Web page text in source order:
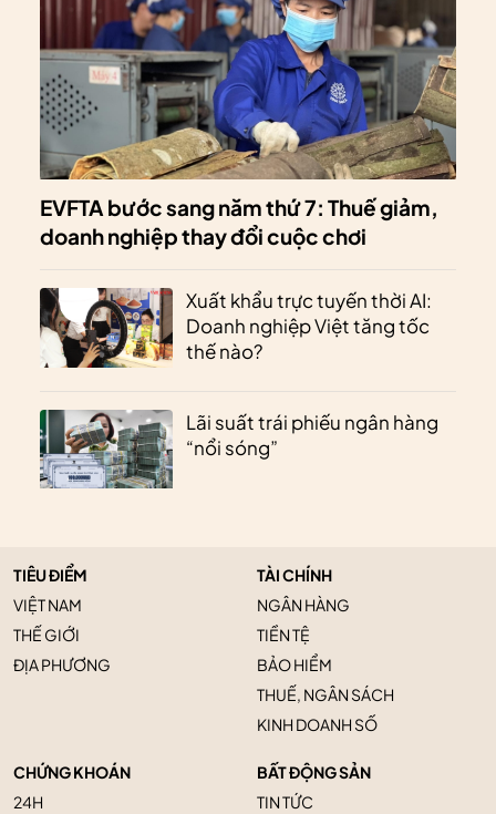
EVFTA bước sang năm thứ 7: Thuế giảm,
doanh nghiệp thay đổi cuộc chơi
Xuất khẩu trực tuyến thời AI:
Doanh nghiệp Việt tăng tốc
thế nào?
Lãi suất trái phiếu ngân hàng
“nổi sóng”
TIÊU ĐIỂM
VIỆT NAM
THẾ GIỚI
ĐỊA PHƯƠNG
TÀI CHÍNH
NGÂN HÀNG
TIỀN TỆ
BẢO HIỂM
THUẾ, NGÂN SÁCH
KINH DOANH SỐ
CHỨNG KHOÁN
24H
BẤT ĐỘNG SẢN
TIN TỨC